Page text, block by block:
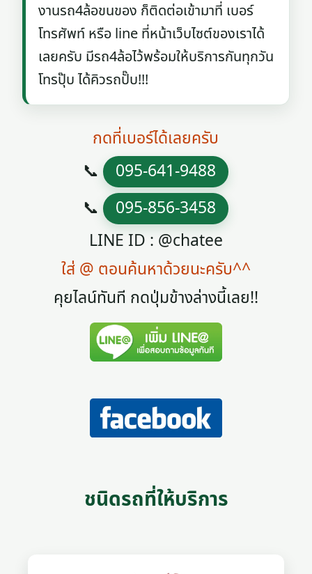
งานรถ4ล้อขนของ ก็ติดต่อเข้ามาที่ เบอร์
โทรศัพท์ หรือ line ที่หน้าเว็บไซต์ของเราได้
เลยครับ มีรถ4ล้อไว้พร้อมให้บริการกันทุกวัน
โทรปุ๊บ ได้คิวรถปั๊บ!!!
กดที่เบอร์ได้เลยครับ
📞 095-641-9488
📞 095-856-3458
LINE ID : @chatee
ใส่ @ ตอนค้นหาด้วยนะครับ^^
คุยไลน์ทันที กดปุ่มข้างล่างนี้เลย!!
ชนิดรถที่ให้บริการ